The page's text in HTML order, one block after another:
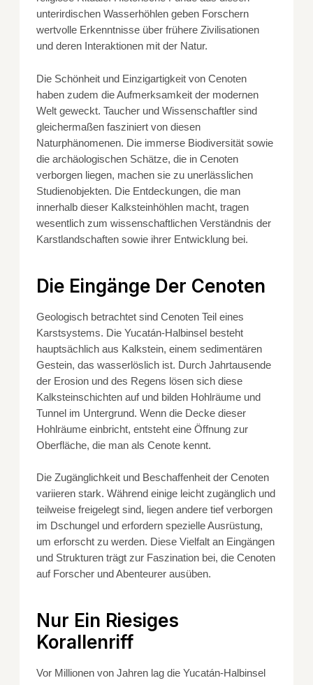
unterirdischen Wasserhöhlen geben Forschern
wertvolle Erkenntnisse über frühere Zivilisationen
und deren Interaktionen mit der Natur.
Die Schönheit und Einzigartigkeit von Cenoten
haben zudem die Aufmerksamkeit der modernen
Welt geweckt. Taucher und Wissenschaftler sind
gleichermaßen fasziniert von diesen
Naturphänomenen. Die immerse Biodiversität sowie
die archäologischen Schätze, die in Cenoten
verborgen liegen, machen sie zu unerlässlichen
Studienobjekten. Die Entdeckungen, die man
innerhalb dieser Kalksteinhöhlen macht, tragen
wesentlich zum wissenschaftlichen Verständnis der
Karstlandschaften sowie ihrer Entwicklung bei.
Die Eingänge Der Cenoten
Geologisch betrachtet sind Cenoten Teil eines
Karstsystems. Die Yucatán-Halbinsel besteht
hauptsächlich aus Kalkstein, einem sedimentären
Gestein, das wasserlöslich ist. Durch Jahrtausende
der Erosion und des Regens lösen sich diese
Kalksteinschichten auf und bilden Hohlräume und
Tunnel im Untergrund. Wenn die Decke dieser
Hohlräume einbricht, entsteht eine Öffnung zur
Oberfläche, die man als Cenote kennt.
Die Zugänglichkeit und Beschaffenheit der Cenoten
variieren stark. Während einige leicht zugänglich und
teilweise freigelegt sind, liegen andere tief verborgen
im Dschungel und erfordern spezielle Ausrüstung,
um erforscht zu werden. Diese Vielfalt an Eingängen
und Strukturen trägt zur Faszination bei, die Cenoten
auf Forscher und Abenteurer ausüben.
Nur Ein Riesiges
Korallenriff
Vor Millionen von Jahren lag die Yucatán-Halbinsel